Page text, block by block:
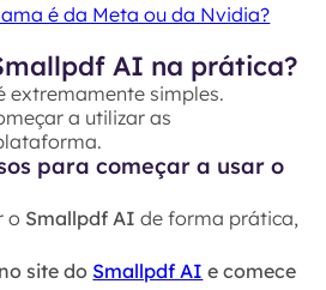
é da Meta ou da Nvidia?
AI na prática?
extremamente simples.
a utilizar as
para começar a usar o
o Smallpdf AI de forma prática,
site do Smallpdf AI e comece